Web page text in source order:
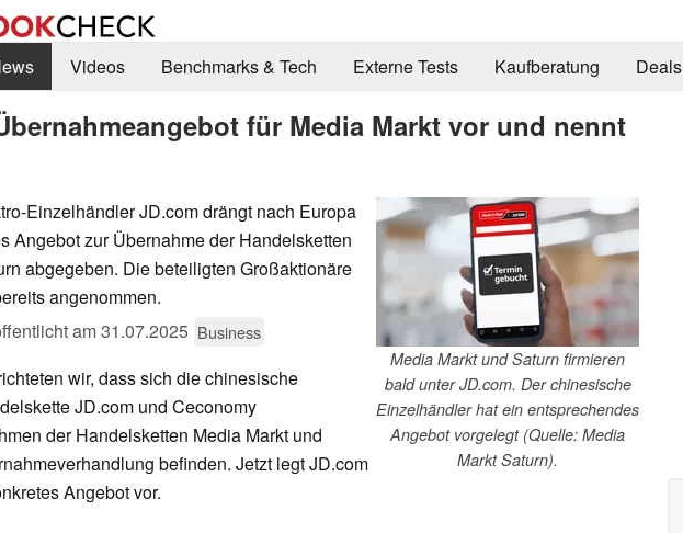
Videos Benchmarks & Tech Externe Tests Kaufberatung Deals
für Media Markt vor und nennt
Media Markt und Saturn firmieren
bald unter JD.com. Der chinesische
Einzelhändler hat ein entsprechendes
Angebot vorgelegt (Quelle: Media
Markt Saturn).
Einzelhändler JD.com drängt nach Europa
Angebot zur Übernahme der Handelsketten
abgegeben. Die beteiligten Großaktionäre
angenommen.
am31.07.2025 Business
wir, dass sich die chinesische
JD.com und Ceconomy
der Handelsketten Media Markt und
befinden. Jetzt legt JD.com
Angebot vor.